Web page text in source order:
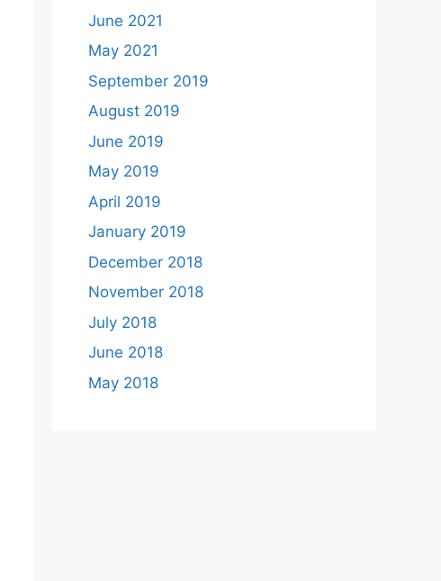
June 2021
May 2021
September 2019
August 2019
June 2019
May 2019
April 2019
January 2019
December 2018
November 2018
July 2018
June 2018
May 2018